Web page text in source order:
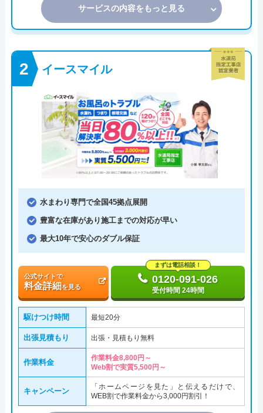
サービスの内容をもっと見る
イースマイル
水まわり専門で全国45拠点展開
豊富な在庫があり施工までの対応が早い
最大10年で安心のダブル保証
公式サイトで
料金詳細を見る
まずは電話相談！
0120-091-026
受付時間 24時間
駆けつけ時間 最短20分
出張見積もり 出張・見積もり無料
作業料金
作業料金8,800円～
Web割で実質5,500円～
キャンペーン
「ホームページを見た」と伝えるだけで、
WEB割で作業料金から3,000円割引！